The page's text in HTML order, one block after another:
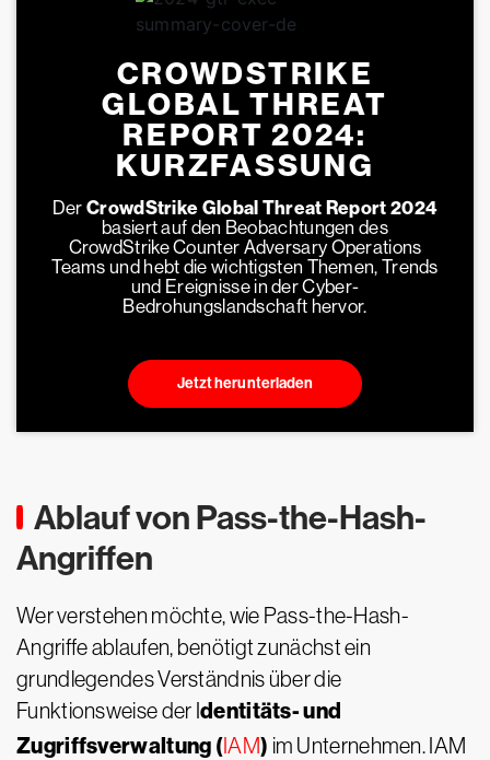
CROWDSTRIKE
GLOBAL THREAT
REPORT 2024:
KURZFASSUNG
DerCrowdStrike Global Threat Report 2024
basiert auf den Beobachtungen des
CrowdStrike Counter Adversary Operations
Teams und hebt die wichtigsten Themen, Trends
und Ereignisse in der Cyber-
Bedrohungslandschaft hervor.
Jetzt herunterladen
Ablauf von Pass-the-Hash-
Angriffen
Wer verstehen möchte, wie Pass-the-Hash-
Angriffe ablaufen, benötigt zunächst ein
grundlegendes Verständnis über die
Funktionsweise der Identitäts- und
Zugriffsverwaltung (IAM) im Unternehmen. IAM